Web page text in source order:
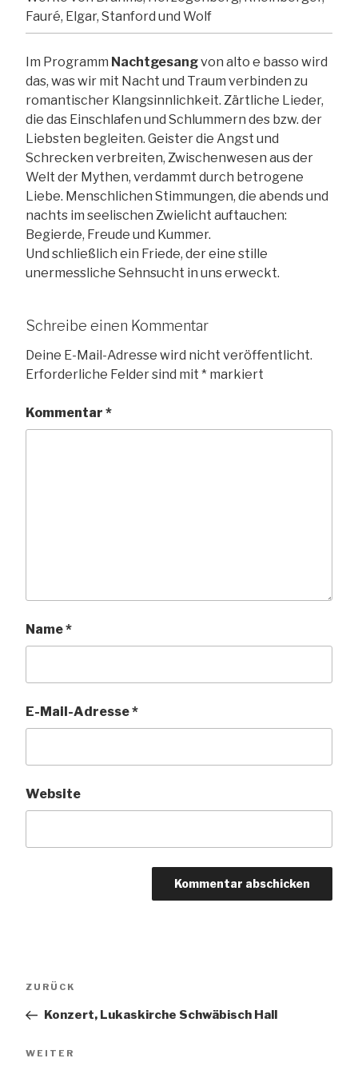
Fauré, Elgar, Stanford und Wolf
Im Programm Nachtgesangvon alto e basso wird
das, was wir mit Nacht und Traum verbinden zu
romantischer Klangsinnlichkeit. Zärtliche Lieder,
die das Einschlafen und Schlummern des bzw. der
Liebsten begleiten. Geister die Angst und
Schrecken verbreiten, Zwischenwesen aus der
Welt der Mythen, verdammt durch betrogene
Liebe. Menschlichen Stimmungen, die abends und
nachts im seelischen Zwielicht auftauchen:
Begierde, Freude und Kummer.
Und schließlich ein Friede, der eine stille
unermessliche Sehnsucht in uns erweckt.
Schreibe einen Kommentar
Deine E-Mail-Adresse wird nicht veröffentlicht.
Erforderliche Felder sind mit * markiert
Kommentar *
Name*
E-Mail-Adresse*
Website
Vorheriger
ZURÜCK
Konzert, Lukaskirche Schwäbisch Hall
Nächster
WEITER